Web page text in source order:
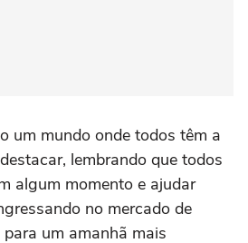
um mundo onde todos têm a
lembrando que todos
algum momento e ajudar
no mercado de
um amanhã mais